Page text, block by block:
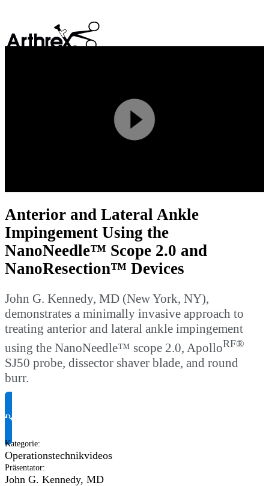
Play
Video
Anterior and Lateral Ankle
Impingement Using the
NanoNeedle™ Scope 2.0 and
NanoResection™ Devices
John G. Kennedy, MD (New York, NY),
demonstrates a minimally invasive approach to
treating anterior and lateral ankle impingement
using the NanoNeedle™ scope 2.0, ApolloRF®
SJ50 probe, dissector shaver blade, and round
burr.
Produktinformationen anfragen
Kategorie:
Operationstechnikvideos
Präsentator:
John G. Kennedy, MD